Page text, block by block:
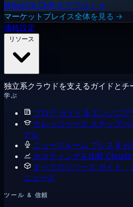
MikroTik CHR をデプロイ →
マーケットプレイス全体を見る →
価格設定
独立系クラウドを支えるガイドとチ
学ぶ
ブログ ガイド & エンジニア
ナレッジベース ステップバ
アル
ニュースルーム プレス &
ホスティングを比較
すべてのリソース ガイド、
ニュース
ツール & 信頼